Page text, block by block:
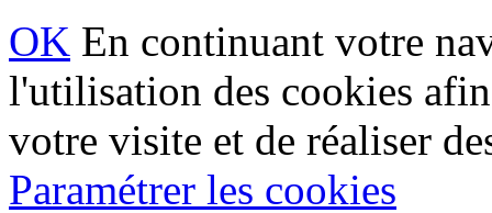
OK En continuant votre
l'utilisation des cookies
votre visite et de réaliser
Paramétrer les cookies